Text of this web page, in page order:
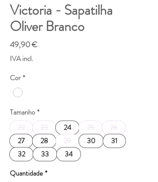
Victoria - Sapatilha
Oliver Branco
49,90 €Preço
IVA incl.
Cor *
Tamanho *
22
23 24 25
26
27
28 29 30
31
32
33
34
Quantidade *